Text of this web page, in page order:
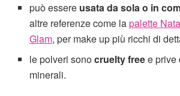
può essere usata da sola o in
altre referenze come lapalette
Glam, per make up più ricchi di
le polveri sonocruelty freee prive
minerali.